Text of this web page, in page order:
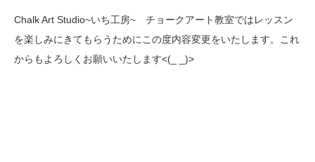
Chalk Art Studio~いち工房~ チョークアート教室ではレッスン
を楽しみにきてもらうためにこの度内容変更をいたします。これ
からもよろしくお願いいたします<(_ _)>